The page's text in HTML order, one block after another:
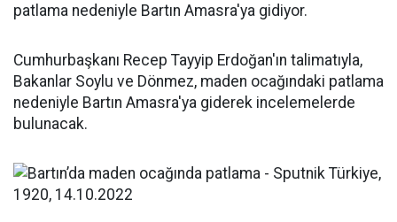
patlama nedeniyle Bartın Amasra'ya gidiyor.
Cumhurbaşkanı Recep Tayyip Erdoğan'ın talimatıyla,
Bakanlar Soylu ve Dönmez, maden ocağındaki patlama
nedeniyle Bartın Amasra'ya giderek incelemelerde
bulunacak.